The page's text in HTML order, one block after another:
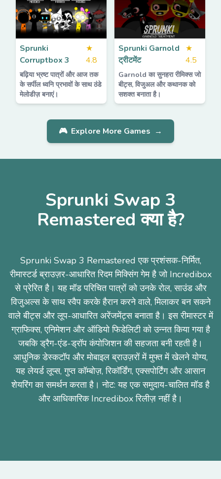
Sprunki
Corruptbox 3
★
4.8
बढ़िया भ्रष्ट पात्रों और आज तक
के सर्पील ध्वनि प्रभावों के साथ ठंडे
मेलोडीज़ बनाएं।
Sprunki Garnold
ट्रीटमेंट
★
4.5
Garnold का सुनहरा रीमिक्स जो
बीट्स, विजुअल और कथानक को
सशक्त बनाता है।
🎮 Explore More Games →
Sprunki Swap 3
Remastered क्या है?
Sprunki Swap 3 Remastered एक प्रशंसक-निर्मित,
रीमास्टर्ड ब्राउज़र-आधारित रिदम मिक्सिंग गेम है जो Incredibox
से प्रेरित है। यह मॉड परिचित पात्रों को उनके रोल, साउंड और
विजुअल्स के साथ स्वैप करके हैरान करने वाले, मिलाकर बन सकने
वाले बीट्स और लूप-आधारित अरेंजमेंट्स बनाता है। इस रीमास्टर में
ग्राफिक्स, एनिमेशन और ऑडियो फिडेलिटी को उन्नत किया गया है
जबकि ड्रैग-एंड-ड्रॉप कंपोजिशन की सहजता बनी रहती है।
आधुनिक डेस्कटॉप और मोबाइल ब्राउज़रों में मुफ्त में खेलने योग्य,
यह लेयर्ड लूप्स, गुप्त कॉम्बोज़, रिकॉर्डिंग, एक्सपोर्टिंग और आसान
शेयरिंग का समर्थन करता है। नोट: यह एक समुदाय-चालित मॉड है
और आधिकारिक Incredibox रिलीज़ नहीं है।